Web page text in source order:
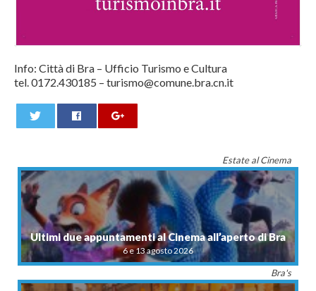
Info: Città di Bra – Ufficio Turismo e Cultura
tel. 0172.430185 – turismo@comune.bra.cn.it
Estate al Cinema
Ultimi due appuntamenti al Cinema all’aperto di Bra
6 e 13 agosto 2026
Bra's